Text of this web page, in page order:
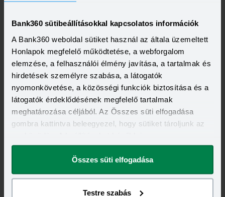
Bank360 sütibeállításokkal kapcsolatos információk
A Bank360 weboldal sütiket használ az általa üzemeltett
Honlapok megfelelő működtetése, a webforgalom
elemzése, a felhasználói élmény javítása, a tartalmak és
hirdetések személyre szabása, a látogatók
nyomonkövetése, a közösségi funkciók biztosítása és a
látogatók érdeklődésének megfelelő tartalmak
meghatározása céljából. Az Összes süti elfogadása
gombra kattintva beleegyezel, hogy sütiket tároljunk az
megváltoztathatod.
Összes süti elfogadása
Testre szabás
Értékelda Groupama-ot!
5,00/1